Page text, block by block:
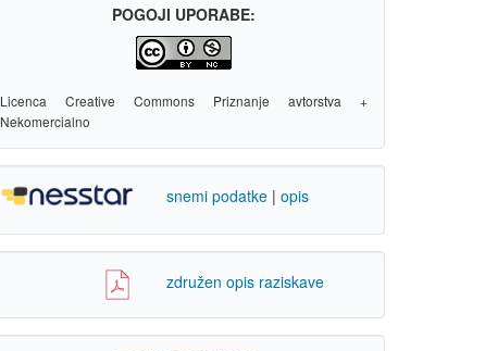
POGOJI UPORABE:
Licenca Creative Commons Priznanje avtorstva +
Nekomercialno
snemi podatke |opis
združen opis raziskave